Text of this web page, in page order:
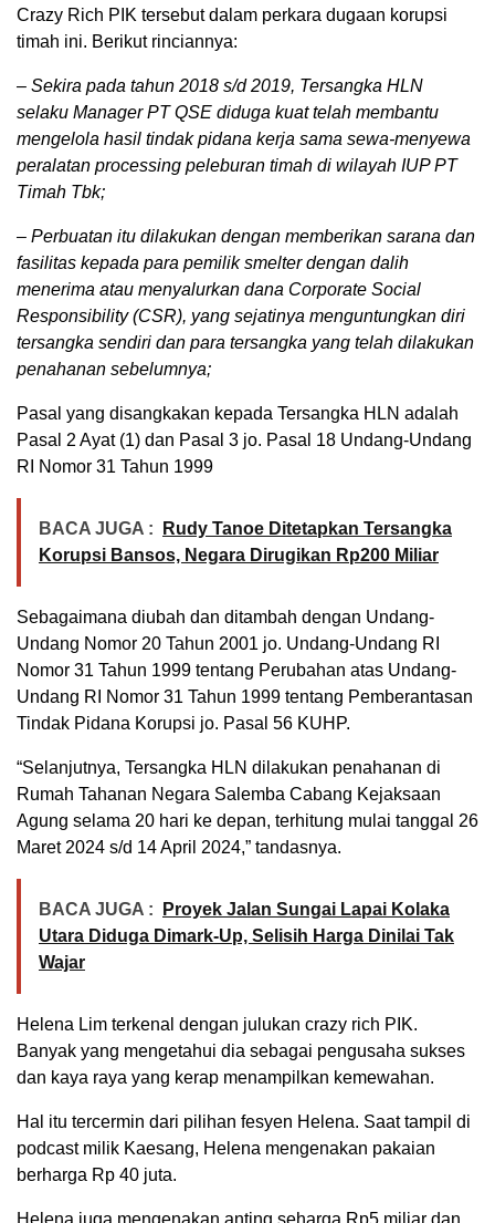
Crazy Rich PIK tersebut dalam perkara dugaan korupsi
timah ini. Berikut rinciannya:
– Sekira pada tahun 2018 s/d 2019, Tersangka HLN
selaku Manager PT QSE diduga kuat telah membantu
mengelola hasil tindak pidana kerja sama sewa-menyewa
peralatan processing peleburan timah di wilayah IUP PT
Timah Tbk;
– Perbuatan itu dilakukan dengan memberikan sarana dan
fasilitas kepada para pemilik smelter dengan dalih
menerima atau menyalurkan dana Corporate Social
Responsibility (CSR), yang sejatinya menguntungkan diri
tersangka sendiri dan para tersangka yang telah dilakukan
penahanan sebelumnya;
Pasal yang disangkakan kepada Tersangka HLN adalah
Pasal 2 Ayat (1) dan Pasal 3 jo. Pasal 18 Undang-Undang
RI Nomor 31 Tahun 1999
BACA JUGA :
Rudy Tanoe Ditetapkan Tersangka
Korupsi Bansos, Negara Dirugikan Rp200 Miliar
Sebagaimana diubah dan ditambah dengan Undang-
Undang Nomor 20 Tahun 2001 jo. Undang-Undang RI
Nomor 31 Tahun 1999 tentang Perubahan atas Undang-
Undang RI Nomor 31 Tahun 1999 tentang Pemberantasan
Tindak Pidana Korupsi jo. Pasal 56 KUHP.
“Selanjutnya, Tersangka HLN dilakukan penahanan di
Rumah Tahanan Negara Salemba Cabang Kejaksaan
Agung selama 20 hari ke depan, terhitung mulai tanggal 26
Maret 2024 s/d 14 April 2024,” tandasnya.
BACA JUGA :
Proyek Jalan Sungai Lapai Kolaka
Utara Diduga Dimark-Up, Selisih Harga Dinilai Tak
Wajar
Helena Lim terkenal dengan julukan crazy rich PIK.
Banyak yang mengetahui dia sebagai pengusaha sukses
dan kaya raya yang kerap menampilkan kemewahan.
Hal itu tercermin dari pilihan fesyen Helena. Saat tampil di
podcast milik Kaesang, Helena mengenakan pakaian
berharga Rp 40 juta.